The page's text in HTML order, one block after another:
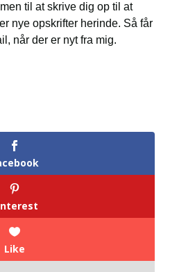
til at skrive dig op til at
nye opskrifter herinde. Så får
når der er nyt fra mig.
Like